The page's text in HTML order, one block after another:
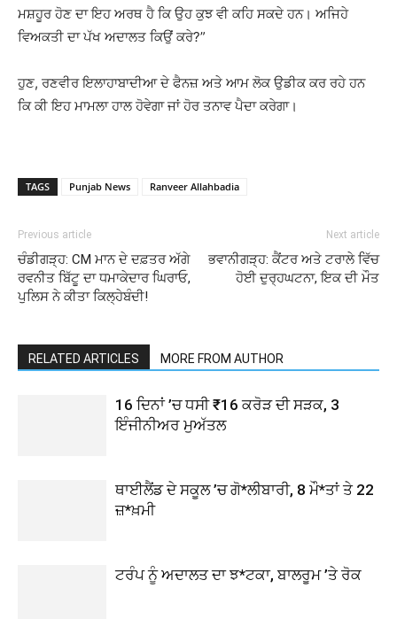
ਮਸ਼ਹੂਰ ਹੋਣ ਦਾ ਇਹ ਅਰਥ ਹੈ ਕਿ ਉਹ ਕੁਝ ਵੀ ਕਹਿ ਸਕਦੇ ਹਨ। ਅਜਿਹੇ
ਵਿਅਕਤੀ ਦਾ ਪੱਖ ਅਦਾਲਤ ਕਿਉਂ ਕਰੇ?”
ਹੁਣ, ਰਣਵੀਰ ਇਲਾਹਾਬਾਦੀਆ ਦੇ ਫੈਨਜ਼ ਅਤੇ ਆਮ ਲੋਕ ਉਡੀਕ ਕਰ ਰਹੇ ਹਨ
ਕਿ ਕੀ ਇਹ ਮਾਮਲਾ ਹਾਲ ਹੋਵੇਗਾ ਜਾਂ ਹੋਰ ਤਨਾਵ ਪੈਦਾ ਕਰੇਗਾ।
TAGS Punjab News Ranveer Allahbadia
Previous article
ਚੰਡੀਗੜ੍ਹ: CM ਮਾਨ ਦੇ ਦਫ਼ਤਰ ਅੱਗੇ
ਰਵਨੀਤ ਬਿੱਟੂ ਦਾ ਧਮਾਕੇਦਾਰ ਘਿਰਾਓ,
ਪੁਲਿਸ ਨੇ ਕੀਤਾ ਕਿਲ੍ਹੇਬੰਦੀ!
Next article
ਭਵਾਨੀਗੜ੍ਹ: ਕੈਂਟਰ ਅਤੇ ਟਰਾਲੇ ਵਿੱਚ
ਹੋਈ ਦੁਰ੍ਹਘਟਨਾ, ਇਕ ਦੀ ਮੌਤ
RELATED ARTICLES MORE FROM AUTHOR
16 ਦਿਨਾਂ ’ਚ ਧਸੀ ₹16 ਕਰੋੜ ਦੀ ਸੜਕ, 3
ਇੰਜੀਨੀਅਰ ਮੁਅੱਤਲ
ਥਾਈਲੈਂਡ ਦੇ ਸਕੂਲ ’ਚ ਗੋ*ਲੀਬਾਰੀ, 8 ਮੌ*ਤਾਂ ਤੇ 22
ਜ਼*ਖ਼ਮੀ
ਟਰੰਪ ਨੂੰ ਅਦਾਲਤ ਦਾ ਝ*ਟਕਾ, ਬਾਲਰੂਮ ’ਤੇ ਰੋਕ